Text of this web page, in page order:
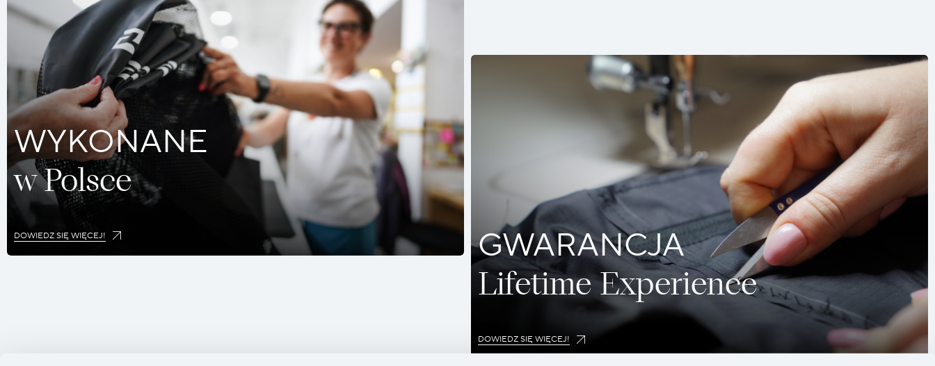
WYKONANE
w Polsce
DOWIEDZ SIĘ WIĘCEJ! GWARANCJA
Lifetime Experience
DOWIEDZ SIĘ WIĘCEJ!